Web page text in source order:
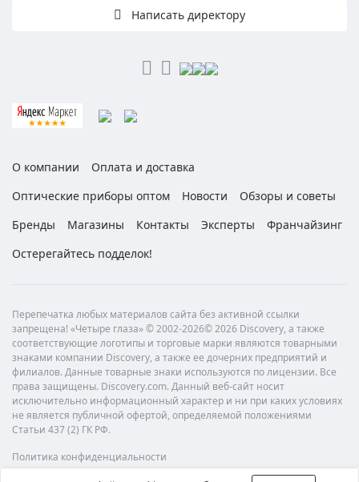
Написать директору
О компании
Оплата и доставка
Оптические приборы оптом
Новости
Обзоры и советы
Бренды
Магазины Контакты Эксперты
Франчайзинг
Остерегайтесь подделок!
Перепечатка любых материалов сайта без активной ссылки
запрещена! «Четыре глаза» © 2002-2026© 2026 Discovery, а также
соответствующие логотипы и торговые марки являются товарными
знаками компании Discovery, а также ее дочерних предприятий и
филиалов. Данные товарные знаки используются по лицензии. Все
права защищены. Discovery.com. Данный веб-сайт носит
исключительно информационный характер и ни при каких условиях
не является публичной офертой, определяемой положениями
Статьи 437 (2) ГК РФ.
Политика конфиденциальности